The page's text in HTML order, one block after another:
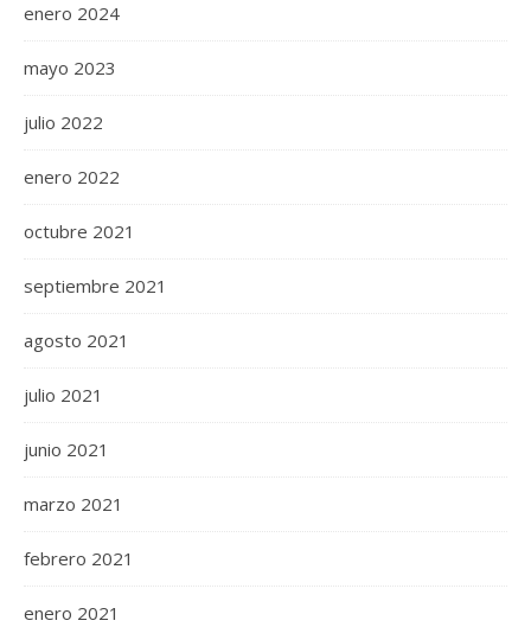
enero 2024
mayo 2023
julio 2022
enero 2022
octubre 2021
septiembre 2021
agosto 2021
julio 2021
junio 2021
marzo 2021
febrero 2021
enero 2021